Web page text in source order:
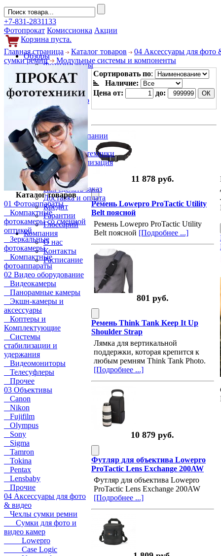
+7-831-2831133
Фотопрокат Комиссионка Акции
Корзина пуста.
Обзоры
Фотоаппараты
Объективы
Фильтры
Новости
Фото и видео
Гаджеты
Аксессуары
Слухи
Новости компании
Услуги
Прокат фототехники
Выкуп и реализация
Покупателям
Акции
Как сделать заказ
Доставка и оплата
Кредит
Гарантии
Глоссарий
Компания
О нас
Контакты
Расписание
Главная страница Каталог товаров
04 Аксессуары для фото
сумки ремни
Модульные системы и компоненты
Каталог товаров
01 Фотоаппараты
Компактные
фотокамеры со сменной
оптикой
Зеркальные
фотокамеры
Компактные
фотоаппараты
02 Видео оборудование
Видеокамеры
Панорамные камеры
Экшн-камеры и
аксессуары
Коптеры и
Комплектующие
Системы
стабилизации и
удержания
Видеомониторы
Телесуфлеры
Прочее
03 Объективы
Canon
Nikon
Fujifilm
Olympus
Sony
Sigma
Tamron
Tokina
Pentax
Lensbaby
Прочие
04 Аксессуары для фото
& видео
Чехлы сумки ремни
Сумки для фото и
видео камер
Lowepro
Case Logic
Сортировать по:
Наличие:
Цена от:
до:
11 878 руб.
Ремень Lowepro ProTactic Utility
Belt поясной
Ремень Lowepro ProTactic Utility
Belt поясной [Подробнее ...]
801 руб.
Ремень Think Tank Keep It Up
Shoulder Strap
Лямка для вертикальной
поддержки, которая крепится к
любым ремням Think Tank Photo.
[Подробнее ...]
10 879 руб.
Футляр для объектива Lowepro
ProTactic Lens Exchange 200AW
Футляр для объектива Lowepro
ProTactic Lens Exchange 200AW
[Подробнее ...]